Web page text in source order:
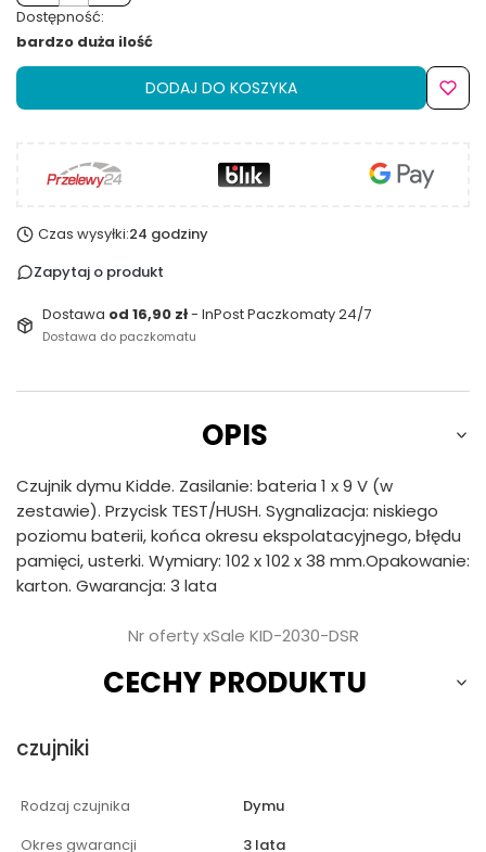
Dostępność:
bardzo duża ilość
DODAJ DO KOSZYKA
Czas wysyłki:24 godziny
Zapytaj o produkt
Dostawa od 16,90 zł- InPost Paczkomaty 24/7
Dostawa do paczkomatu
OPIS
Czujnik dymu Kidde. Zasilanie: bateria 1 x 9 V (w
zestawie). Przycisk TEST/HUSH. Sygnalizacja: niskiego
poziomu baterii, końca okresu ekspolatacyjnego, błędu
pamięci, usterki. Wymiary: 102 x 102 x 38 mm.Opakowanie:
karton. Gwarancja: 3 lata
Nr oferty xSale KID-2030-DSR
CECHY PRODUKTU
czujniki
Rodzaj czujnika
Dymu
Okres gwarancji
3 lata